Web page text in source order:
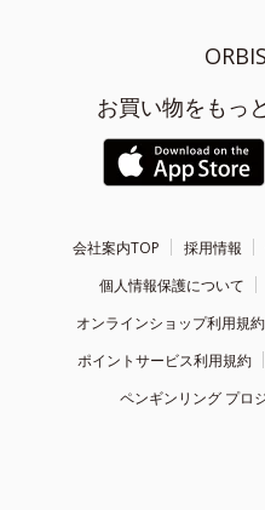
お買い物をもっ
会社案内TOP 採用情報
個人情報保護について
オンラインショップ利用規約
ポイントサービス利用規約
ペンギンリング プロ